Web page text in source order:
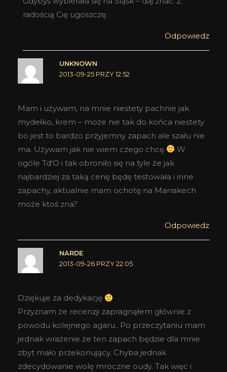
radością Cię ugoszczę.
Odpowiedz
UNKNOWN
2013-09-25 PRZY 12:52
Mam i używam, na mnie niestety pachnie jak
mydełko, krem – może nie tak do końca niestety
bo jest to bardzo przyjemny zapach ale szału nie
ma. Używam jak nie wiem czego chcę
W
ogóle Td'O i tak obroniło się na tyle że jak
najbardziej za taką cenę będę testowała i inne
zapachy, aktualnie mam ochotę na Marrakech
może ktoś zna?
Odpowiedz
NARDE
2013-09-26 PRZY 22:05
Dziękuje za dedykację
Przyznam że recenzji zapragnąłem głównie z
powodu kolejnego agaru.. Po przeczytaniu mam
jednak wrażenie że ten zapach będzie dla mnie
zbyt mało przekonujący. Chyba jednak
zdecydowanie wolę mroczne oudy. Tak więc i